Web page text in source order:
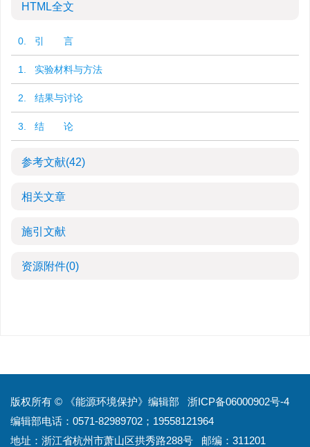
HTML全文
0. 引 言
1. 实验材料与方法
2. 结果与讨论
3. 结 论
参考文献(42)
相关文章
施引文献
资源附件(0)
版权所有 © 《能源环境保护》编辑部 浙ICP备06000902号-4
编辑部电话：0571-82989702；19558121964
地址：浙江省杭州市萧山区拱秀路288号
邮编：311201